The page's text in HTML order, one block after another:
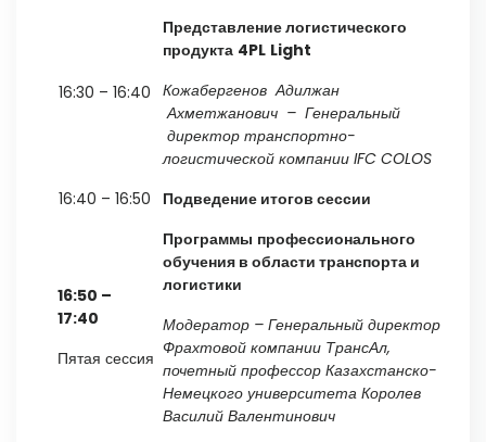
16:30 – 16:40
Представление логистического
продукта 4PL Light
КожабергеновАдилжан
Ахметжанович – Генеральный
директор транспортно-
логистической компании IFC COLOS
16:40 – 16:50
Подведение итогов сессии
16:50 –
17:40
Пятая сессия
Программы профессионального
обученияв области транспорта и
логистики
Модератор– Генеральный директор
Фрахтовой компании ТрансАл,
почетный профессор Казахстанско-
Немецкого университета Королев
Василий Валентинович